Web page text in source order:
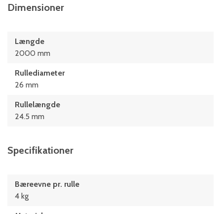
Dimensioner
Længde
2000 mm
Rullediameter
26 mm
Rullelængde
24.5 mm
Specifikationer
Bæreevne pr. rulle
4 kg